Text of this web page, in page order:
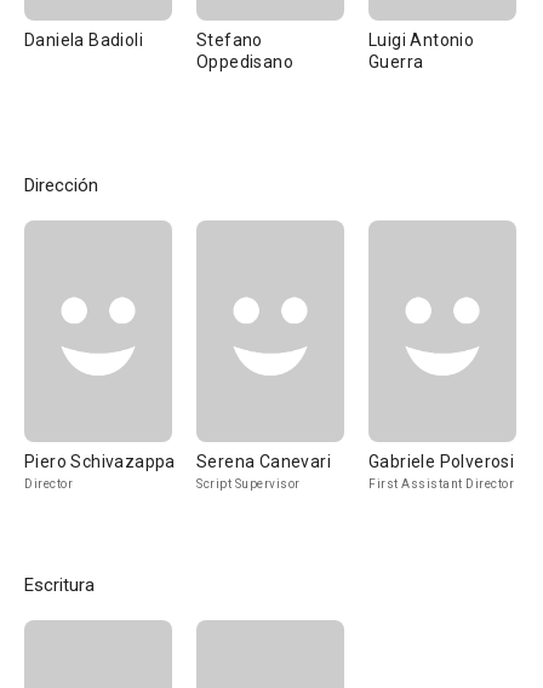
Daniela Badioli
Stefano
Oppedisano
Luigi Antonio
Guerra
Dirección
Piero Schivazappa
Director
Serena Canevari
Script Supervisor
Gabriele Polverosi
First Assistant Director
Escritura